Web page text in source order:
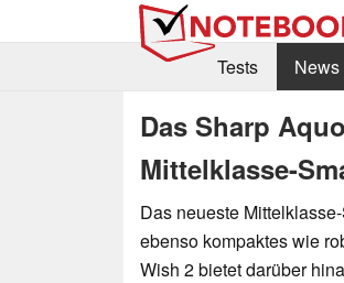
Tests
News
Das Sharp
Mittelklasse-
Das neueste
ebenso kompaktes wie
Wish 2 bietet darüber